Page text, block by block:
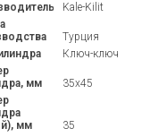
Kale-Kilit
Турция
Ключ-ключ
мм
35x45
мм
35